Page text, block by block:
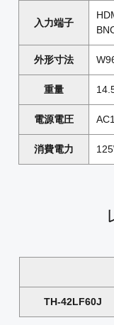
入力端子
外形寸法
重量
電源電圧
消費電力
TH-42LF60J